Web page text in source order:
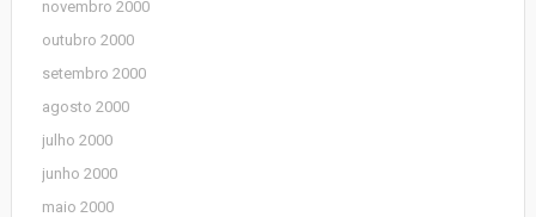
novembro 2000
outubro 2000
setembro 2000
agosto 2000
julho 2000
junho 2000
maio 2000